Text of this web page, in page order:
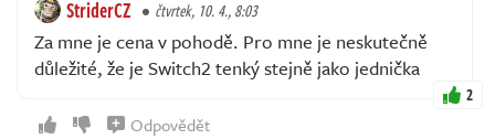
StriderCZ čtvrtek, 10. 4., 8:03
Za mne je cena v pohodě. Pro mne je neskutečně
důležité, že je Switch2 tenký stejně jako jednička
2
Odpovědět